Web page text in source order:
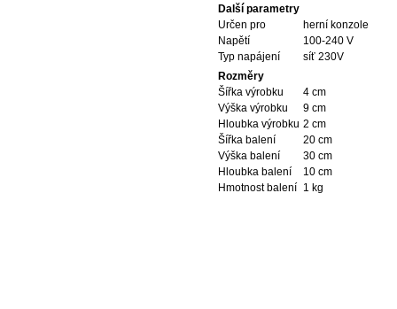
Další parametry
Určen pro
herní konzole
Napětí
100-240 V
Typ napájení
síť 230V
Rozměry
Šířka výrobku
4 cm
Výška výrobku
9 cm
Hloubka výrobku 2 cm
Šířka balení
20 cm
Výška balení
30 cm
Hloubka balení
10 cm
Hmotnost balení 1 kg